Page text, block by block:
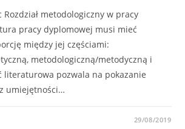
Rozdział metodologiczny w pracy
pracy dyplomowej musi mieć
między jej częściami:
metodologiczną/metodyczną i
literaturowa pozwala na pokazanie
umiejętności…
29/08/2019